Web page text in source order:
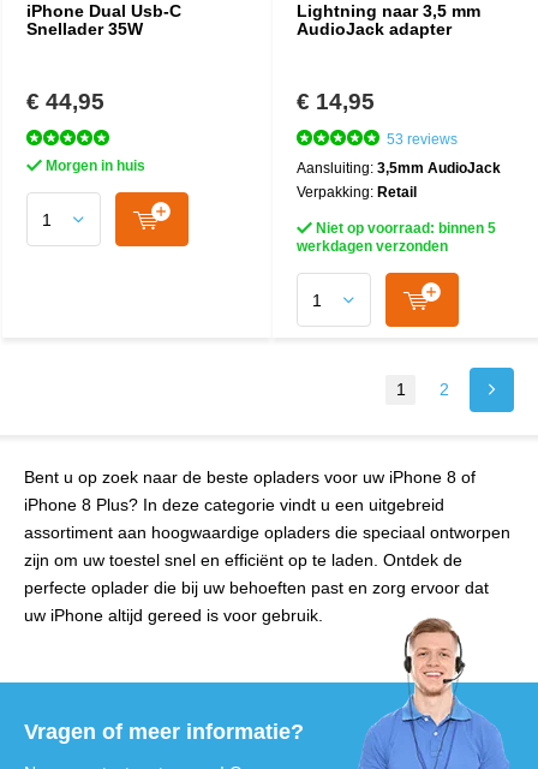
iPhone Dual Usb-C
Snellader 35W
€ 44,95
Morgen in huis
Lightning naar 3,5 mm
AudioJack adapter
€ 14,95
53 reviews
Aansluiting: 3,5mm AudioJack
Verpakking: Retail
Niet op voorraad: binnen 5
werkdagen verzonden
1 2
Bent u op zoek naar de beste opladers voor uw iPhone 8 of
iPhone 8 Plus? In deze categorie vindt u een uitgebreid
assortiment aan hoogwaardige opladers die speciaal ontworpen
zijn om uw toestel snel en efficiënt op te laden. Ontdek de
perfecte oplader die bij uw behoeften past en zorg ervoor dat
uw iPhone altijd gereed is voor gebruik.
Vragen of meer informatie?